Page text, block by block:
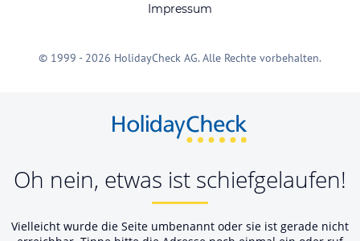
Impressum
© 1999 - 2026 HolidayCheck AG. Alle Rechte vorbehalten.
Oh nein, etwas ist schiefgelaufen!
Vielleicht wurde die Seite umbenannt oder sie ist gerade nicht